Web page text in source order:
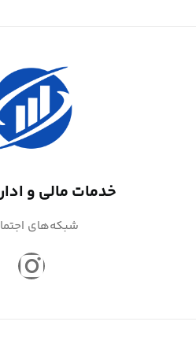
خدمات مالی و
شبکه‌های